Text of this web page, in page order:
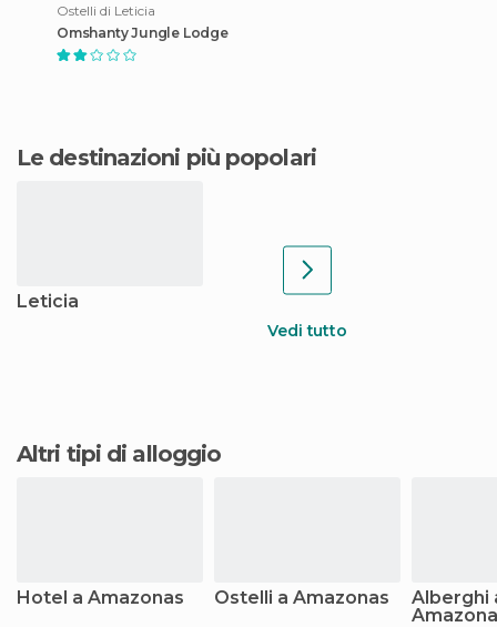
Ostelli di Leticia
Omshanty Jungle Lodge
Le destinazioni più popolari
Leticia
Vedi tutto
Altri tipi di alloggio
Hotel a Amazonas Ostelli a Amazonas
Alberghi